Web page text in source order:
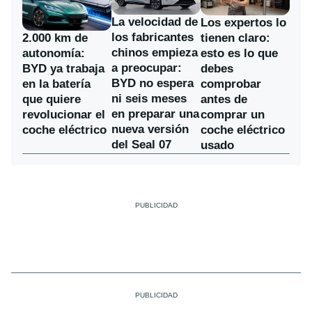
2.000 km de
autonomía:
BYD ya trabaja
en la batería
que quiere
revolucionar el
coche eléctrico
La velocidad de
los fabricantes
chinos empieza
a preocupar:
BYD no espera
ni seis meses
en preparar una
nueva versión
del Seal 07
Los expertos lo
tienen claro:
esto es lo que
debes
comprobar
antes de
comprar un
coche eléctrico
usado